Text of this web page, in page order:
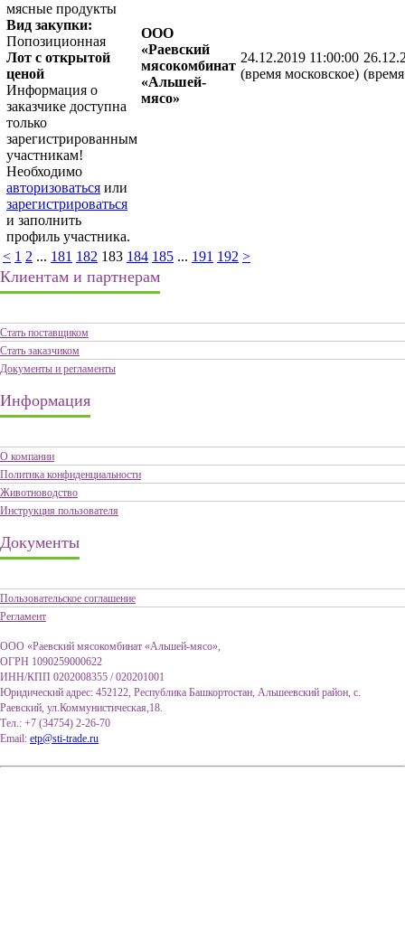
< 1 2 ... 181 182 183 184 185 ... 191 192 >
мясные продукты
Вид закупки:
Попозиционная
Лот с открытой
ценой
Информация о
заказчике доступна
только
зарегистрированным
участникам!
Необходимо
авторизоваться или
зарегистрироваться
и заполнить
профиль участника.
ООО
«Раевский
мясокомбинат
«Альшей-
мясо»
24.12.2019 11:00:00
(время московское)
Клиентам и партнерам
Стать поставщиком
Стать заказчиком
Документы и регламенты
Информация
О компании
Политика конфиденциальности
Животноводство
Инструкция пользователя
Документы
Пользовательское соглашение
Регламент
ООО «Раевский мясокомбинат «Альшей-мясо»,
ОГРН 1090259000622
ИНН/КПП 0202008355 / 020201001
Юридический адрес: 452122, Республика Башкортостан, Альшеевский район, с.
Раевский, ул.Коммунистическая,18.
Тел.: +7 (34754) 2-26-70
Email: etp@sti-trade.ru